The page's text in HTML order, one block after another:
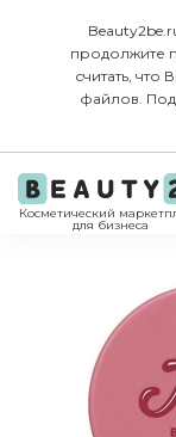
продолжите
считать, что
файлов.
Косметический
для бизнеса